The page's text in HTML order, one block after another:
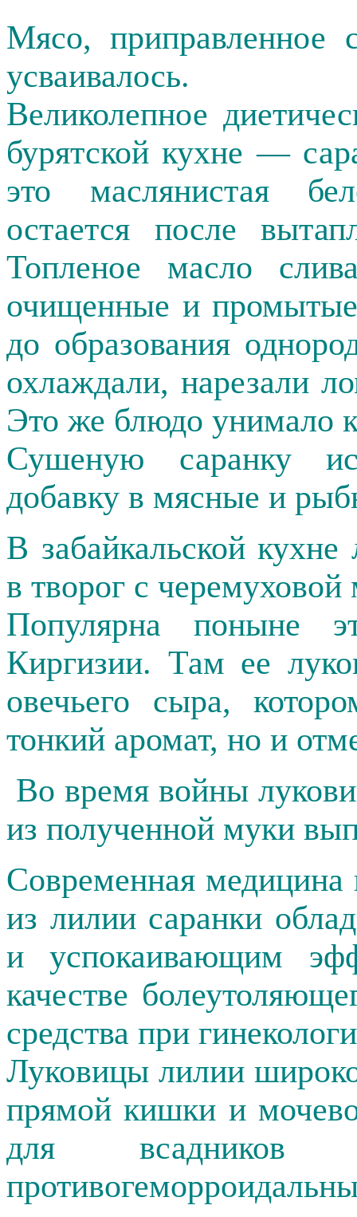
Мясо, приправленное
усваивалось.
Великолепное
бурятской кухне —
это маслянистая
остается после
Топленое масло
очищенные и
до образования
охлаждали, нарезали
Это же блюдо унимало
Сушеную саранку
добавку в мясные и
В забайкальской
в творог с черемуховой
Популярна поныне
Киргизии. Там ее
овечьего сыра,
тонкий аромат, но и
Во время войны
из полученной муки
Современная медицина
из лилии саранки
и успокаивающим
качестве
средства при
Луковицы лилии
прямой кишки и
для всадников